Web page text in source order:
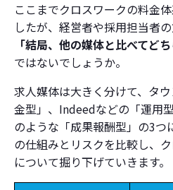
ここまでクロスワークの料金
したが、経営者や採用担当者
「結局、他の媒体と比べてど
ではないでしょうか。
求人媒体は大きく分けて、タ
金型」、Indeedなどの「運用
のような「成果報酬型」の3つ
の仕組みとリスクを比較し、
について掘り下げていきます。